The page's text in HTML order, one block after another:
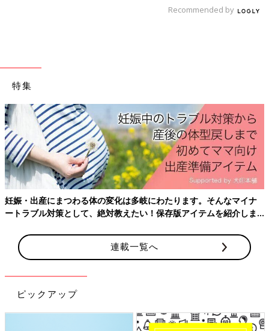
修】
下ごしらえだけでなく、複数食材を一緒にゆで
たり蒸したり、仕上げの加熱にも活用できる電
子レンジ調理。今回は、火を使わずにパパッと
できる、9〜11ヶ月の離乳食におすすめの簡単
レシピをご紹介します。
キウイとトマトのサラダ 作り方・レシ
ピ 離乳食後期9～11ヶ月ごろ
9～11ヶ月ごろから使える、野菜や果物などビ
タミン類を含む食材を使った、体の調子を整え
るビタミンのレシピをご紹介。キウイとトマト
アスパラとトマトのチーズサラダ 作り
トのチーズサラダ
Recommended by
特集
妊娠・出産にまつわる体の変化は多岐にわたります。そんなマイナ
ートラブル対策として、絶対教えたい！保存版アイテムを紹介しま
連載一覧へ
ピックアップ